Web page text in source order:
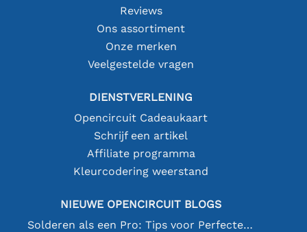
Reviews
Ons assortiment
Onze merken
Veelgestelde vragen
DIENSTVERLENING
Opencircuit Cadeaukaart
Schrijf een artikel
Affiliate programma
Kleurcodering weerstand
NIEUWE OPENCIRCUIT BLOGS
Solderen als een Pro: Tips voor Perfecte Elektronische Verbindingen